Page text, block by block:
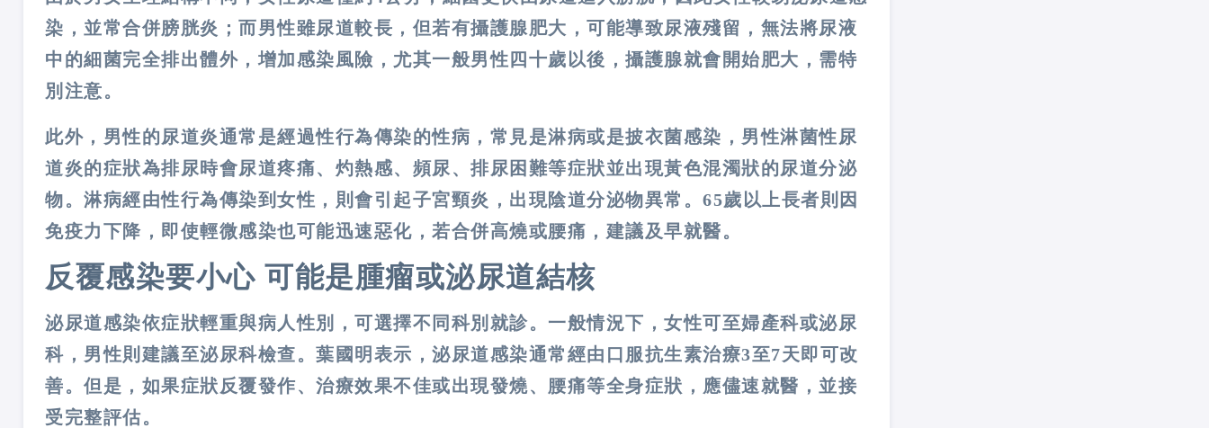
染，並常合併膀胱炎；而男性雖尿道較長，但若有攝護腺肥大，可能導致尿液殘留，無法將尿液
中的細菌完全排出體外，增加感染風險，尤其一般男性四十歲以後，攝護腺就會開始肥大，需特
別注意。
此外，男性的尿道炎通常是經過性行為傳染的性病，常見是淋病或是披衣菌感染，男性淋菌性尿
道炎的症狀為排尿時會尿道疼痛、灼熱感、頻尿、排尿困難等症狀並出現黃色混濁狀的尿道分泌
物。淋病經由性行為傳染到女性，則會引起子宮頸炎，出現陰道分泌物異常。65歲以上長者則因
免疫力下降，即使輕微感染也可能迅速惡化，若合併高燒或腰痛，建議及早就醫。
反覆感染要小心 可能是腫瘤或泌尿道結核
泌尿道感染依症狀輕重與病人性別，可選擇不同科別就診。一般情況下，女性可至婦產科或泌尿
科，男性則建議至泌尿科檢查。葉國明表示，泌尿道感染通常經由口服抗生素治療3至7天即可改
善。但是，如果症狀反覆發作、治療效果不佳或出現發燒、腰痛等全身症狀，應儘速就醫，並接
受完整評估。